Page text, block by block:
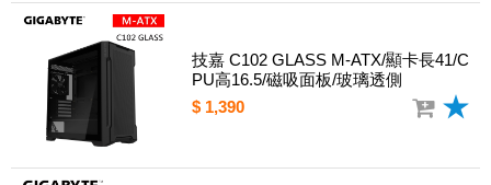
技嘉 C102 GLASS M-ATX/顯卡長41/C
PU高16.5/磁吸面板/玻璃透側
$ 1,390